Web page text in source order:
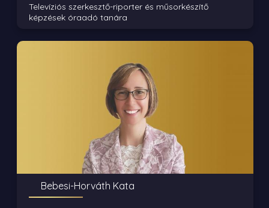
Televíziós szerkesztő-riporter és műsorkészítő
képzések óraadó tanára
Bebesi-Horváth Kata